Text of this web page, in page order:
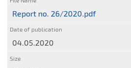
Report no. 26/2020.pdf
04.05.2020